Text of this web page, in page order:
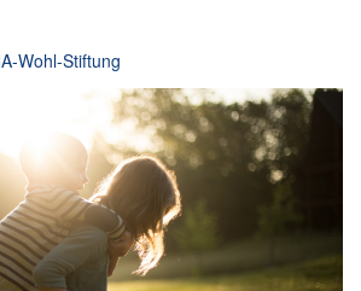
Wohl-Stiftung